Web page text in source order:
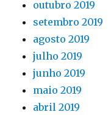
outubro 2019
setembro 2019
agosto 2019
julho 2019
junho 2019
maio 2019
abril 2019